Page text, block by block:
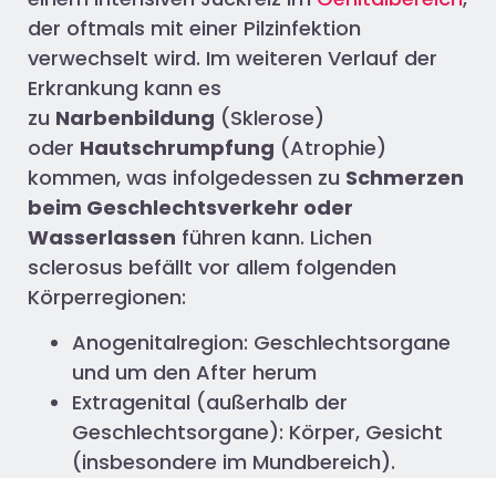
der oftmals mit einer Pilzinfektion
verwechselt wird. Im weiteren Verlauf der
Erkrankung kann es
zu Narbenbildung (Sklerose)
oder Hautschrumpfung (Atrophie)
kommen, was infolgedessen zu Schmerzen
beim Geschlechtsverkehr oder
Wasserlassen führen kann. Lichen
sclerosus befällt vor allem folgenden
Körperregionen:
Anogenitalregion: Geschlechtsorgane
und um den After herum
Extragenital (außerhalb der
Geschlechtsorgane): Körper, Gesicht
(insbesondere im Mundbereich).